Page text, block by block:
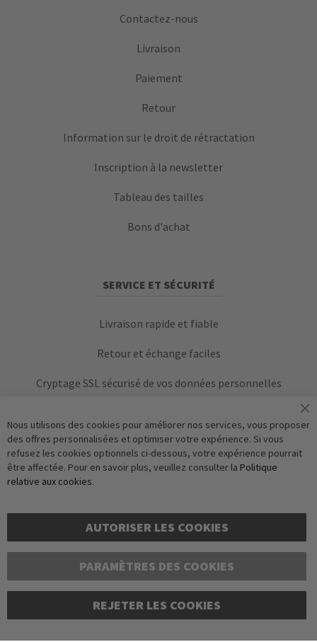
Contactez-nous
Livraison
Paiement
Retour
Information sur le droit de rétractation
Inscription à la newsletter
Tableau des tailles
Bons d'achat
SERVICE ET SÉCURITÉ
Livraison rapide et fiable
Retour et échange faciles
Cryptage SSL sécurisé de vos données personnelles
Clique ici pour vérifier
Copyright © 2016-2026 dagmarfischer mode. Tous droits réservés. Tous les prix sont
Nous utilisons des cookies pour améliorer nos services, vous proposer
des offres personnalisées et optimiser votre expérience. Si vous
refusez les cookies optionnels ci-dessous, votre expérience pourrait
être affectée. Pour en savoir plus, veuillez consulter la Politique
relative aux cookies.
AUTORISER LES COOKIES
PARAMÈTRES DES COOKIES
REJETER LES COOKIES